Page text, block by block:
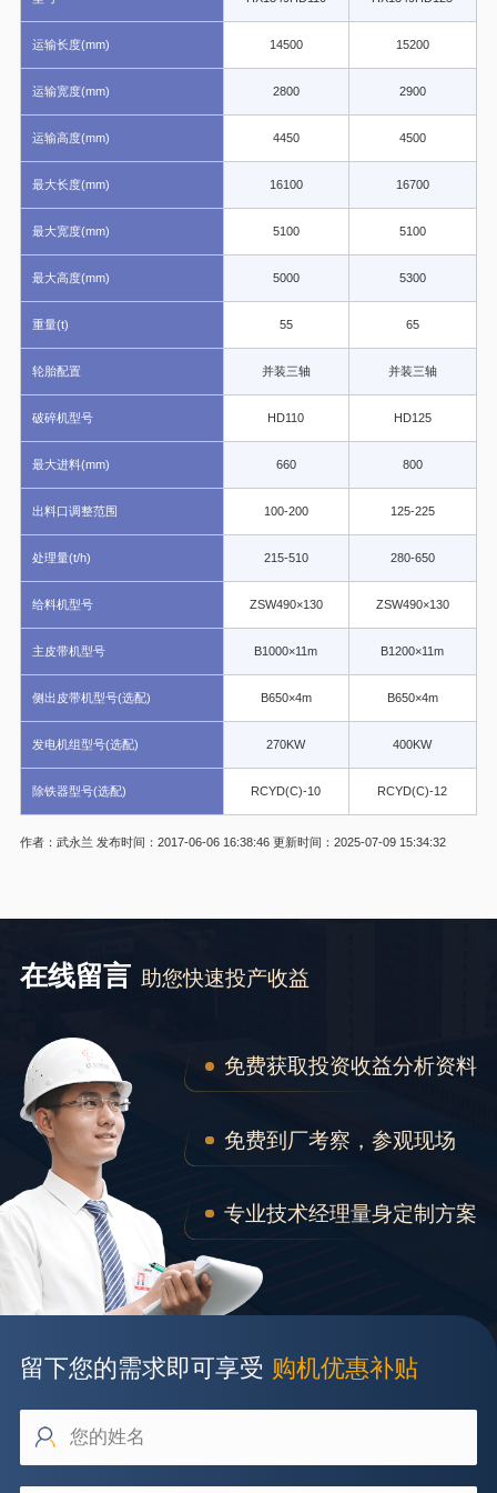
运输长度(mm) 14500 15200
运输宽度(mm) 2800 2900
运输高度(mm) 4450 4500
最大长度(mm) 16100 16700
最大宽度(mm) 5100 5100
最大高度(mm) 5000 5300
重量(t) 55 65
轮胎配置 并装三轴 并装三轴
破碎机型号 HD110 HD125
最大进料(mm) 660 800
出料口调整范围 100-200 125-225
处理量(t/h) 215-510 280-650
给料机型号 ZSW490×130 ZSW490×130
主皮带机型号 B1000×11m B1200×11m
侧出皮带机型号(选配) B650×4m B650×4m
发电机组型号(选配) 270KW 400KW
除铁器型号(选配) RCYD(C)-10 RCYD(C)-12
作者：武永兰 发布时间：2017-06-06 16:38:46 更新时间：2025-07-09 15:34:32
在线留言 助您快速投产收益
免费获取投资收益分析资料
免费到厂考察，参观现场
专业技术经理量身定制方案
留下您的需求即可享受 购机优惠补贴